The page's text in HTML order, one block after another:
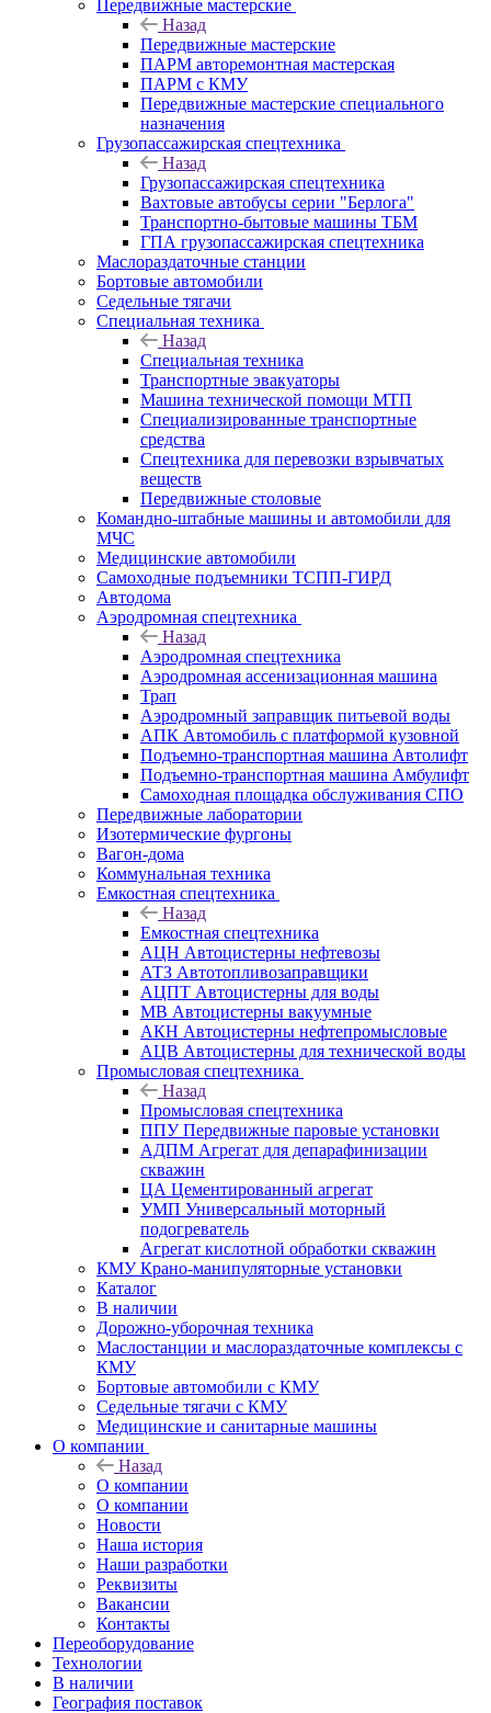
Передвижные мастерские
Назад
Передвижные мастерские
ПАРМ авторемонтная мастерская
ПАРМ с КМУ
Передвижные мастерские специального
назначения
Грузопассажирская спецтехника
Назад
Грузопассажирская спецтехника
Вахтовые автобусы серии "Берлога"
Транспортно-бытовые машины ТБМ
ГПА грузопассажирская спецтехника
Маслораздаточные станции
Бортовые автомобили
Седельные тягачи
Специальная техника
Назад
Специальная техника
Транспортные эвакуаторы
Машина технической помощи МТП
Специализированные транспортные
средства
Спецтехника для перевозки взрывчатых
веществ
Передвижные столовые
Командно-штабные машины и автомобили для
МЧС
Медицинские автомобили
Самоходные подъемники ТСПП-ГИРД
Автодома
Аэродромная спецтехника
Назад
Аэродромная спецтехника
Аэродромная ассенизационная машина
Трап
Аэродромный заправщик питьевой воды
АПК Автомобиль с платформой кузовной
Подъемно-транспортная машина Автолифт
Подъемно-транспортная машина Амбулифт
Самоходная площадка обслуживания СПО
Передвижные лаборатории
Изотермические фургоны
Вагон-дома
Коммунальная техника
Емкостная спецтехника
Назад
Емкостная спецтехника
АЦН Автоцистерны нефтевозы
АТЗ Автотопливозаправщики
АЦПТ Автоцистерны для воды
МВ Автоцистерны вакуумные
АКН Автоцистерны нефтепромысловые
АЦВ Автоцистерны для технической воды
Промысловая спецтехника
Назад
Промысловая спецтехника
ППУ Передвижные паровые установки
АДПМ Агрегат для депарафинизации
скважин
ЦА Цементированный агрегат
УМП Универсальный моторный
подогреватель
Агрегат кислотной обработки скважин
КМУ Крано-манипуляторные установки
Каталог
В наличии
Дорожно-уборочная техника
Маслостанции и маслораздаточные комплексы с
КМУ
Бортовые автомобили с КМУ
Седельные тягачи с КМУ
Медицинские и санитарные машины
О компании
Назад
О компании
О компании
Новости
Наша история
Наши разработки
Реквизиты
Вакансии
Контакты
Переоборудование
Технологии
В наличии
География поставок